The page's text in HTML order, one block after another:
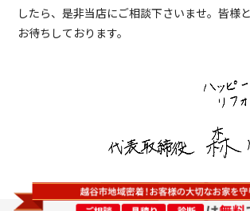
したら、是非当店にご相談下さいませ。皆様
お待ちしております。